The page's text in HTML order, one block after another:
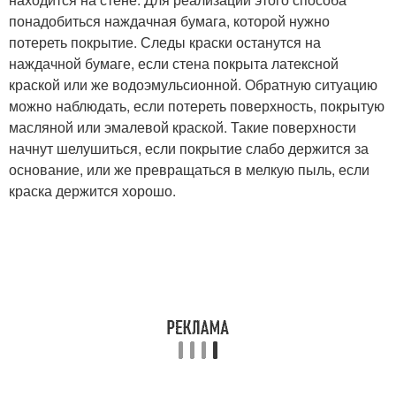
понадобиться наждачная бумага, которой нужно
потереть покрытие. Следы краски останутся на
наждачной бумаге, если стена покрыта латексной
краской или же водоэмульсионной. Обратную ситуацию
можно наблюдать, если потереть поверхность, покрытую
масляной или эмалевой краской. Такие поверхности
начнут шелушиться, если покрытие слабо держится за
основание, или же превращаться в мелкую пыль, если
краска держится хорошо.